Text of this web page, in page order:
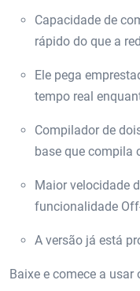
Capacidade de
rápido do que a
Ele pega
tempo real
Compilador de
base que compila
Maior velocidade
funcionalidade
A versão já está
Baixe e comece a usar